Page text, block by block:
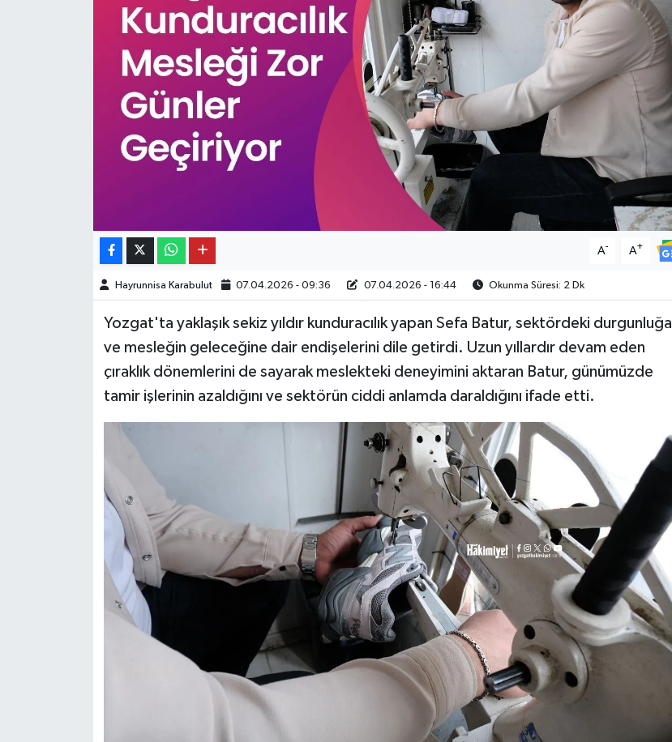
A- A+
Hayrunnisa Karabulut 07.04.2026 - 09:36 07.04.2026 - 16:44 Okunma Süresi: 2 Dk
Yozgat'ta yaklaşık sekiz yıldır kunduracılık yapan Sefa Batur, sektördeki durgunluğa
ve mesleğin geleceğine dair endişelerini dile getirdi. Uzun yıllardır devam eden
çıraklık dönemlerini de sayarak meslekteki deneyimini aktaran Batur, günümüzde
tamir işlerinin azaldığını ve sektörün ciddi anlamda daraldığını ifade etti.